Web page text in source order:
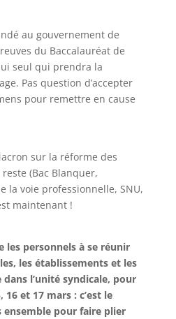
au gouvernement de
du Baccalauréat de
lui seul qui prendra la
Pas question d’accepter
pour remettre en cause
sur la réforme des
(Bac Blanquer,
la voie professionnelle, SNU,
maintenant !
les personnels à se réunir
les établissements et les
dans l’unité syndicale, pour
16 et 17 mars : c’est le
ensemble pour faire plier